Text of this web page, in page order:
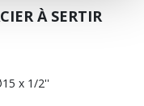
À SERTIR
x 1/2''